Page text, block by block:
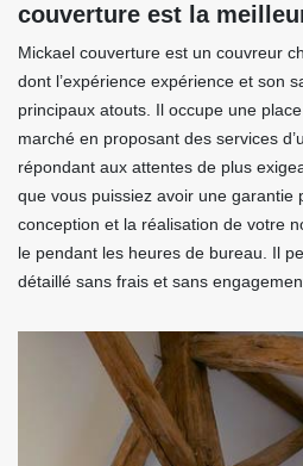
couverture est la
Mickael couverture est un couvreur
dont l’expérience expérience et son
principaux atouts. Il occupe une
marché en proposant des services
répondant aux attentes de plus
que vous puissiez avoir une garantie
conception et la réalisation de votre
le pendant les heures de bureau. Il
détaillé sans frais et sans